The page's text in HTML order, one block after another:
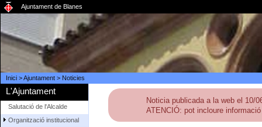
Ajuntament de Blanes
Inici>Ajuntament> Noticies
L'Ajuntament
Salutació de l'Alcalde
Organització institucional
Noticia publicada a la web el 10/
ATENCIÓ: pot incloure